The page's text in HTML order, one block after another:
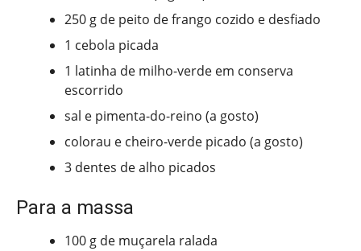
250 g de peito de frango cozido e desfiado
1 cebola picada
1 latinha de milho-verde em conserva
escorrido
sal e pimenta-do-reino (a gosto)
colorau e cheiro-verde picado (a gosto)
3 dentes de alho picados
Para a massa
100 g de muçarela ralada